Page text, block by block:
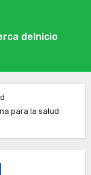
de Inicio
para la salud